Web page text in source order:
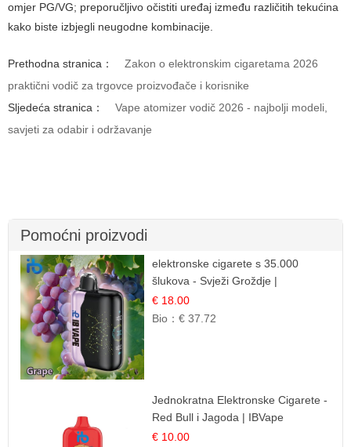
omjer PG/VG; preporučljivo očistiti uređaj između različitih tekućina
kako biste izbjegli neugodne kombinacije.
Prethodna stranica：
Zakon o elektronskim cigaretama 2026
praktični vodič za trgovce proizvođače i korisnike
Sljedeća stranica：
Vape atomizer vodič 2026 - najbolji modeli,
savjeti za odabir i održavanje
Pomoćni proizvodi
elektronske cigarete s 35.000
šlukova - Svježi Groždje |
Osježavajuća Voćna Aroma
€ 18.00
Bio：€ 37.72
Jednokratna Elektronske Cigarete -
Red Bull i Jagoda | IBVape
€ 10.00